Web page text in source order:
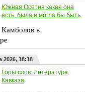
Южная Осетия какая она
есть, была и могла бы быть
Камболов в
2026, 18:18
Горы слов. Литература
Кавказа